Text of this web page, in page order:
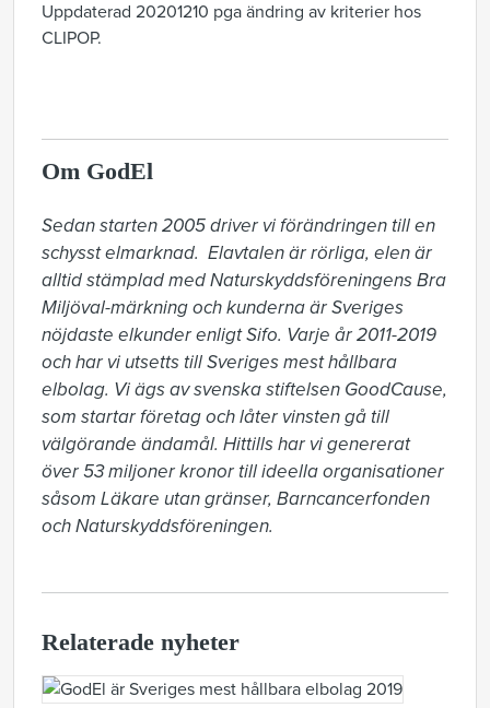
Uppdaterad 20201210 pga ändring av kriterier hos
CLIPOP.
Om GodEl
Sedan starten 2005 driver vi förändringen till en
schysst elmarknad.  Elavtalen är rörliga, elen är
alltid stämplad med Naturskyddsföreningens Bra
Miljöval-märkning och kunderna är Sveriges
nöjdaste elkunder enligt Sifo. Varje år 2011-2019
och har vi utsetts till Sveriges mest hållbara
elbolag. Vi ägs av svenska stiftelsen GoodCause,
som startar företag och låter vinsten gå till
välgörande ändamål. Hittills har vi genererat
över 53 miljoner kronor till ideella organisationer
såsom Läkare utan gränser, Barncancerfonden
och Naturskyddsföreningen.
Relaterade nyheter